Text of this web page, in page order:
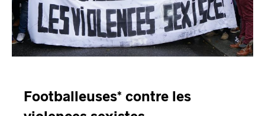
Footballeuses* contre les